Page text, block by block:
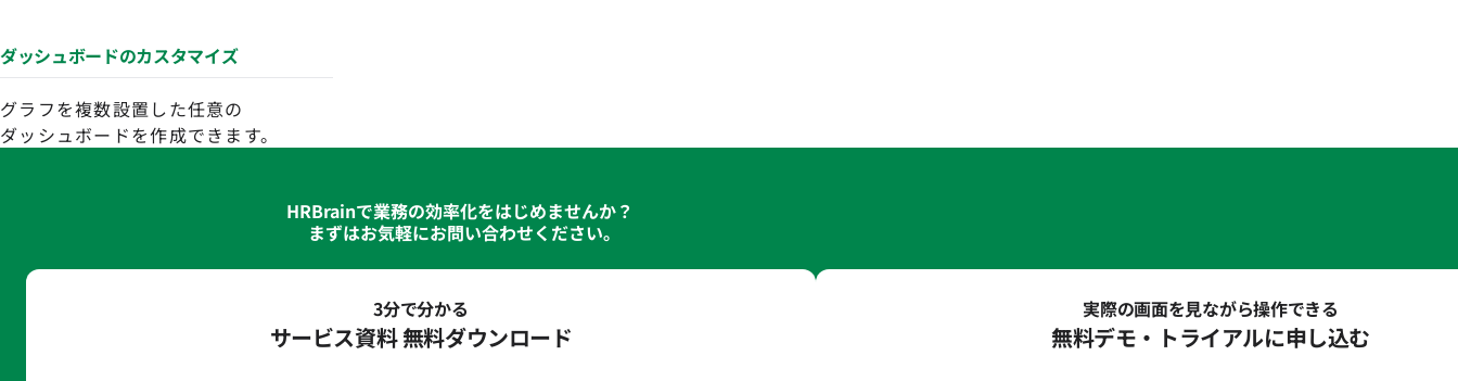
ダッシュボードのカスタマイズ
グラフを複数設置した任意の
ダッシュボードを作成できます。
HRBrainで業務の効率化をはじめませんか？
まずはお気軽にお問い合わせください｡
3分で分かる
サービス資料 無料ダウンロード
実際の画面を見ながら操作できる
無料デモ・トライアルに申し込む